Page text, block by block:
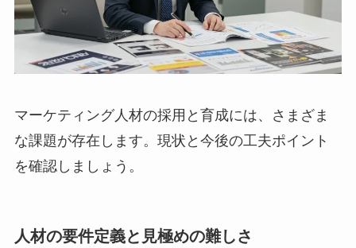
マーケティング人材の採用と育成には、さまざま
な課題が存在します。現状と今後の工夫ポイント
を確認しましょう。
人材の要件定義と見極めの難しさ